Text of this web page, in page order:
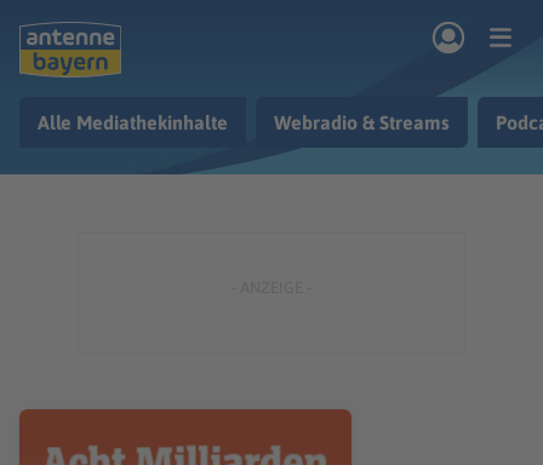
Kontakt
Alle Mediathekinhalte Webradio & Streams